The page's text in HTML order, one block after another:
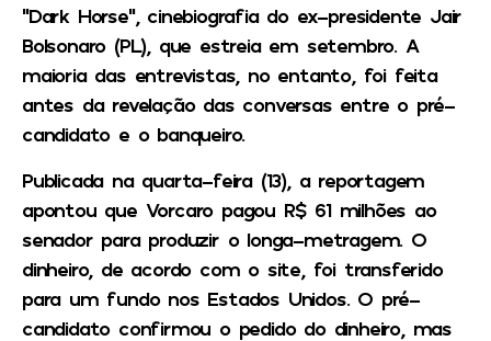
“Dark Horse”, cinebiografia do ex-presidente Jair
Bolsonaro (PL), que estreia em setembro. A
maioria das entrevistas, no entanto, foi feita
antes da revelação das conversas entre o pré-
candidato e o banqueiro.
Publicada na quarta-feira (13), a reportagem
apontou que Vorcaro pagou R$ 61 milhões ao
senador para produzir o longa-metragem. O
dinheiro, de acordo com o site, foi transferido
para um fundo nos Estados Unidos. O pré-
candidato confirmou o pedido do dinheiro, mas